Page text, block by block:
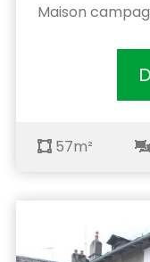
Maison
57m²